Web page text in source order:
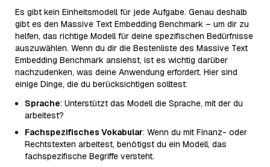
Es gibt kein Einheitsmodell für jede Aufgabe. Genau deshalb
gibt es den Massive Text Embedding Benchmark – um dir zu
helfen, das richtige Modell für deine spezifischen Bedürfnisse
auszuwählen. Wenn du dir die Bestenliste des Massive Text
Embedding Benchmark ansiehst, ist es wichtig darüber
nachzudenken, was deine Anwendung erfordert. Hier sind
einige Dinge, die du berücksichtigen solltest:
Sprache: Unterstützt das Modell die Sprache, mit der du
arbeitest?
Fachspezifisches Vokabular: Wenn du mit Finanz- oder
Rechtstexten arbeitest, benötigst du ein Modell, das
fachspezifische Begriffe versteht.